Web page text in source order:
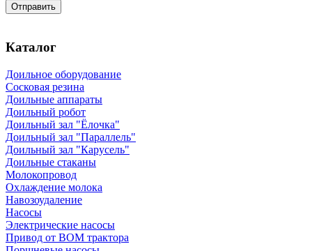
Каталог
Доильное оборудование
Сосковая резина
Доильные аппараты
Доильный робот
Доильный зал "Ёлочка"
Доильный зал "Параллель"
Доильный зал "Карусель"
Доильные стаканы
Молокопровод
Охлаждение молока
Навозоудаление
Насосы
Электрические насосы
Привод от ВОМ трактора